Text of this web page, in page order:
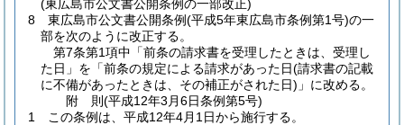
(東広島市公文書公開条例の一部改正)
8
東広島市公文書公開条例(平成5年東広島市条例第1号)の一
部を次のように改正する。
第7条第1項中「前条の請求書を受理したときは、受理し
た日」を「前条の規定による請求があった日(請求書の記載
に不備があったときは、その補正がされた日) 」に改める。
附 則(平成12年3月6日条例第5号)
1
この条例は、平成12年4月1日から施行する。